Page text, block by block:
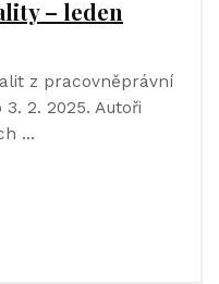
– leden
z pracovněprávní
2. 2025. Autoři
…